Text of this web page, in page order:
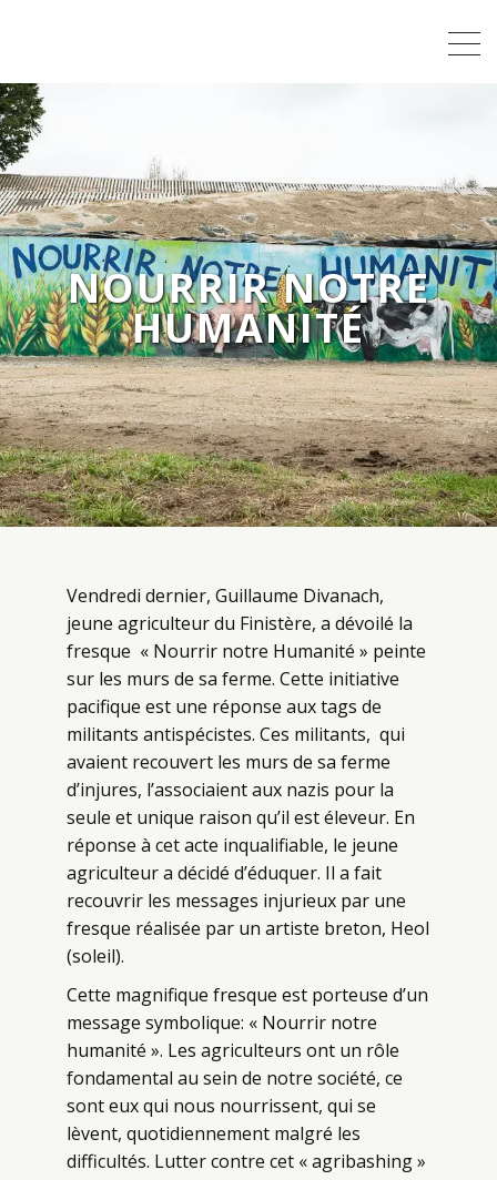
NOURRIR NOTRE
HUMANITÉ
Vendredi dernier, Guillaume Divanach,
jeune agriculteur du Finistère, a dévoilé la
fresque « Nourrir notre Humanité » peinte
sur les murs de sa ferme. Cette initiative
pacifique est une réponse aux tags de
militants antispécistes. Ces militants, qui
avaient recouvert les murs de sa ferme
d’injures, l’associaient aux nazis pour la
seule et unique raison qu’il est éleveur. En
réponse à cet acte inqualifiable, le jeune
agriculteur a décidé d’éduquer. Il a fait
recouvrir les messages injurieux par une
fresque réalisée par un artiste breton, Heol
(soleil).
Cette magnifique fresque est porteuse d’un
message symbolique: « Nourrir notre
humanité ». Les agriculteurs ont un rôle
fondamental au sein de notre société, ce
sont eux qui nous nourrissent, qui se
lèvent, quotidiennement malgré les
difficultés. Lutter contre cet « agribashing »